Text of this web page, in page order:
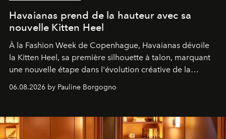
Havaianas prend de la hauteur avec sa
nouvelle Kitten Heel
À la Fashion Week de Copenhague, Havaianas dévoile
la Kitten Heel, sa première silhouette à talon, marquant
une nouvelle étape dans l'évolution créative de la
06.08.2026 by Pauline Borgogno